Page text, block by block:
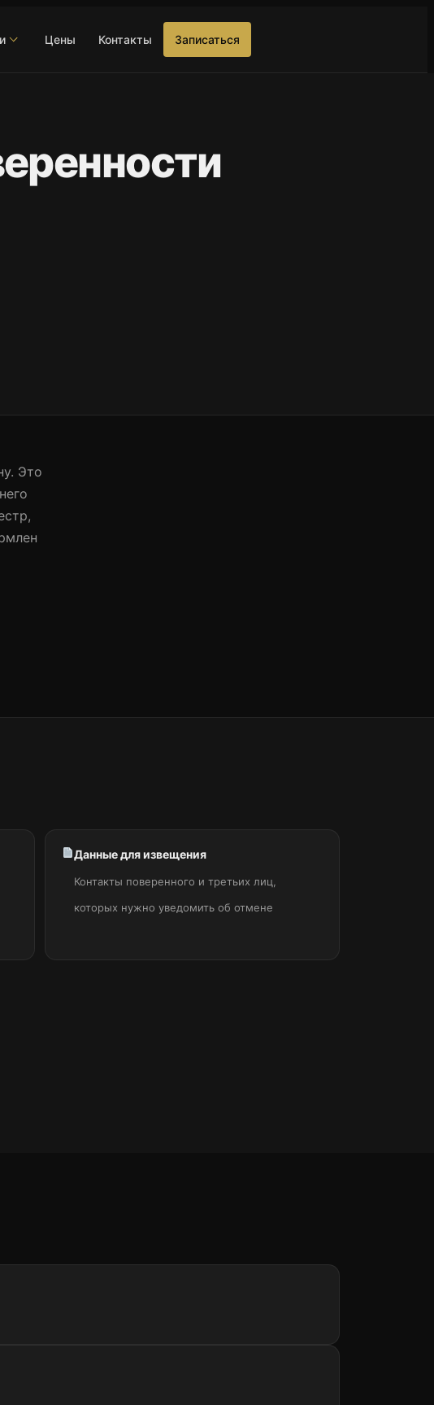
Цены Контакты Записаться
Это
Данные для извещения
Контакты поверенного и третьих лиц,
которых нужно уведомить об отмене